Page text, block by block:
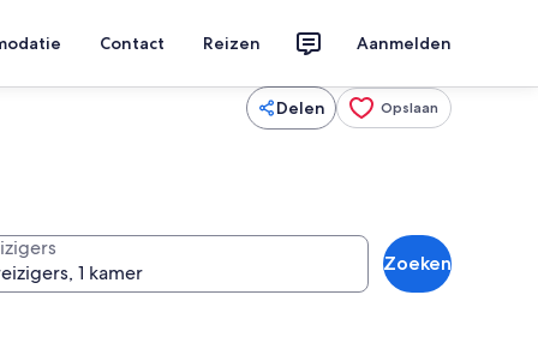
Contact Reizen Aanmelden
Delen Opslaan
Zoeken